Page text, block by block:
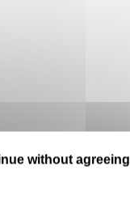
without agreeing